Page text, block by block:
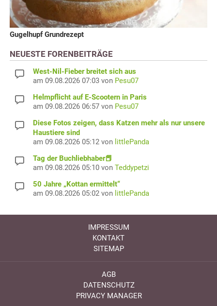
Gugelhupf Grundrezept
NEUESTE FORENBEITRÄGE
West-Nil-Fieber breitet sich aus
am 09.08.2026 07:03 von Pesu07
Helmpflicht auf E-Scootern in Paris
am 09.08.2026 06:57 von Pesu07
Diese Fotos zeigen, dass Katzen mehr als nur unsere
Haustiere sind
am 09.08.2026 05:12 von littlePanda
Tag der Buchliebhaber📕
am 09.08.2026 05:10 von Teddypetzi
50 Jahre „Kottan ermittelt“
am 09.08.2026 05:02 von littlePanda
IMPRESSUM
KONTAKT
SITEMAP
AGB
DATENSCHUTZ
PRIVACY MANAGER